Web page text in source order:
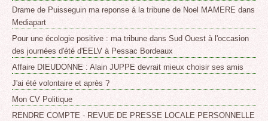
Drame de Puisseguin ma reponse á la tribune de Noel MAMERE dans
Mediapart
Pour une écologie positive : ma tribune dans Sud Ouest à l'occasion
des journées d'été d'EELV à Pessac Bordeaux
Affaire DIEUDONNE : Alain JUPPE devrait mieux choisir ses amis
J'ai été volontaire et après ?
Mon CV Politique
RENDRE COMPTE - REVUE DE PRESSE LOCALE PERSONNELLE